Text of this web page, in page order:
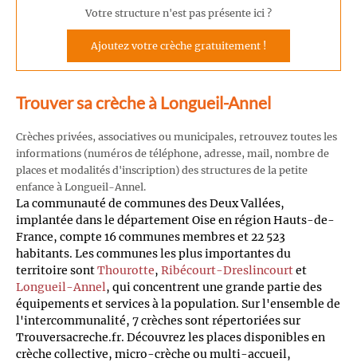
Votre structure n'est pas présente ici ?
Ajoutez votre crèche gratuitement !
Trouver sa crèche à Longueil-Annel
Crèches privées, associatives ou municipales, retrouvez toutes les
informations (numéros de téléphone, adresse, mail, nombre de
places et modalités d'inscription) des structures de la petite
enfance à Longueil-Annel.
La communauté de communes des Deux Vallées,
implantée dans le département Oise en région Hauts-de-
France, compte 16 communes membres et 22 523
habitants. Les communes les plus importantes du
territoire sontThourotte, Ribécourt-Dreslincourtet
Longueil-Annel, qui concentrent une grande partie des
équipements et services à la population. Sur l'ensemble de
l'intercommunalité, 7 crèches sont répertoriées sur
Trouversacreche.fr. Découvrez les places disponibles en
crèche collective, micro-crèche ou multi-accueil,